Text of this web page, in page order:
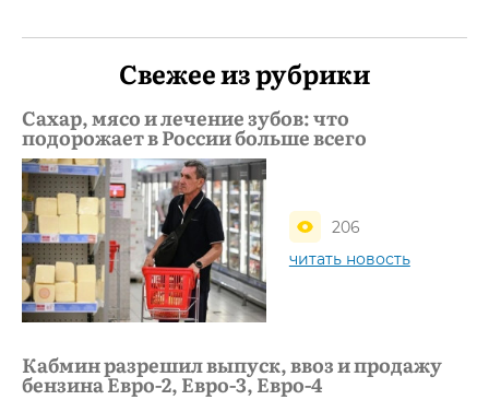
Свежее из рубрики
Сахар, мясо и лечение зубов: что
подорожает в России больше всего
206
читать новость
Кабмин разрешил выпуск, ввоз и продажу
бензина Евро-2, Евро-3, Евро-4